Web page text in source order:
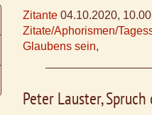
Zitante 04.10.2020, 10.00
Zitate/Aphorismen/
Glaubens sein,
Peter Lauster,